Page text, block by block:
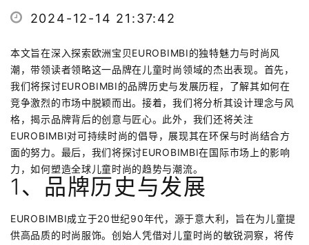
2024-12-14 21:37:42
本文旨在深入探索欧洲宝贝EUROBIMBI的独特魅力与时尚风
潮，带领读者领略这一品牌在儿童时尚领域的杰出表现。首先，
我们将探讨EUROBIMBI的品牌历史与发展历程，了解其如何在
竞争激烈的市场中脱颖而出。接着，我们将分析其设计理念与风
格，揭示品牌背后的创意与匠心。此外，我们还将关注
EUROBIMBI对可持续时尚的倡导，展现其在环保与时尚结合方
面的努力。最后，我们将探讨EUROBIMBI在国际市场上的影响
力，如何塑造全球儿童时尚的趋势与潮流。
1、品牌历史与发展
EUROBIMBI成立于20世纪90年代，源于意大利，旨在为儿童提
供高品质的时尚服饰。创始人凭借对儿童时尚的敏锐洞察，将传